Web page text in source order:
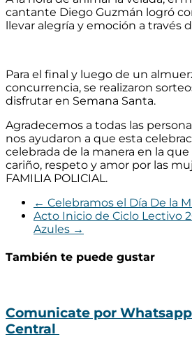
cantante Diego Guzmán logró
llevar alegría y emoción a través
Para el final y luego de un
concurrencia, se realizaron
disfrutar en Semana Santa.
Agradecemos a todas las
nos ayudaron a que esta
celebrada de la manera en la
cariño, respeto y amor por las
FAMILIA POLICIAL.
← Celebramos el Día De la
Acto Inicio de Ciclo Lectivo
Azules →
También te puede gustar
Comunicate por
Central